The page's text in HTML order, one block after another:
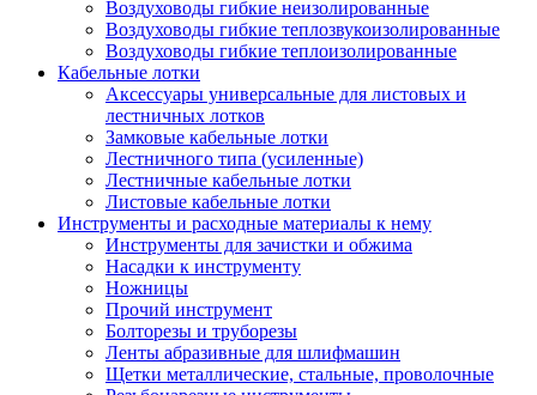
Воздуховоды гибкие неизолированные
Воздуховоды гибкие теплозвукоизолированные
Воздуховоды гибкие теплоизолированные
Кабельные лотки
Аксессуары универсальные для листовых и
лестничных лотков
Замковые кабельные лотки
Лестничного типа (усиленные)
Лестничные кабельные лотки
Листовые кабельные лотки
Инструменты и расходные материалы к нему
Инструменты для зачистки и обжима
Насадки к инструменту
Ножницы
Прочий инструмент
Болторезы и труборезы
Ленты абразивные для шлифмашин
Щетки металлические, стальные, проволочные